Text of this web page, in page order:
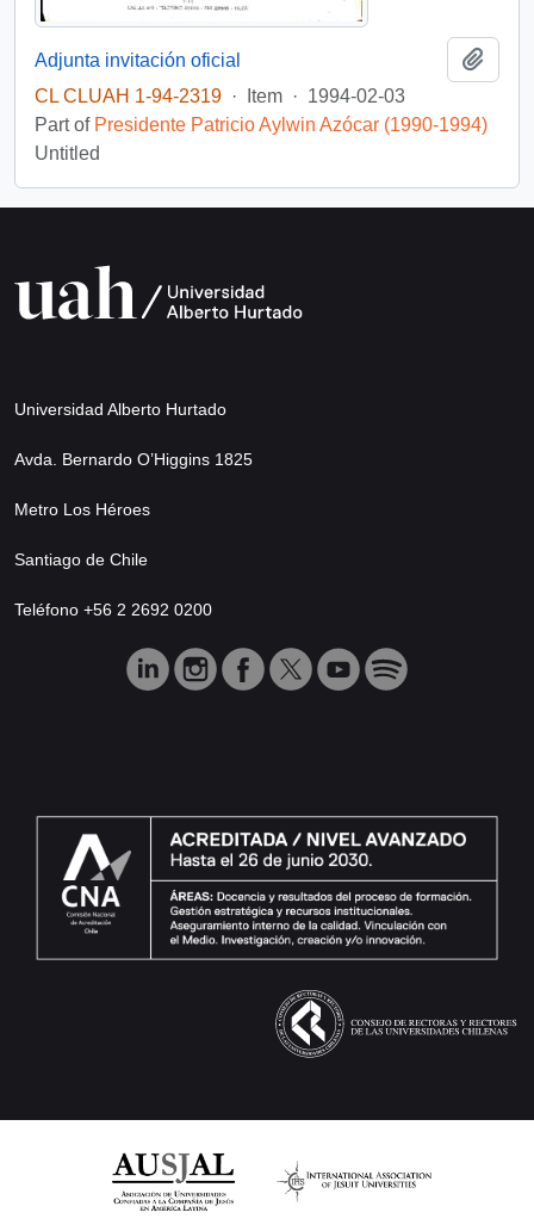
Adjunta invitación oficial
CL CLUAH 1-94-2319 · Item · 1994-02-03
Part of Presidente Patricio Aylwin Azócar (1990-1994)
Untitled
Universidad Alberto Hurtado
Avda. Bernardo O’Higgins 1825
Metro Los Héroes
Santiago de Chile
Teléfono +56 2 2692 0200